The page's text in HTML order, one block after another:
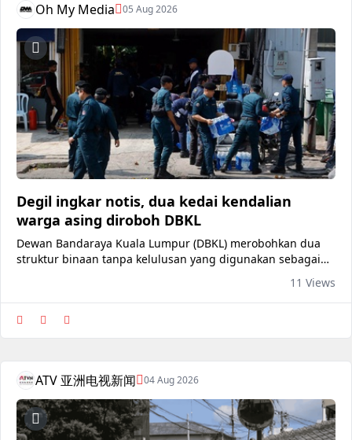
Oh My Media 05 Aug 2026
Degil ingkar notis, dua kedai kendalian
warga asing diroboh DBKL
Dewan Bandaraya Kuala Lumpur (DBKL) merobohkan dua
struktur binaan tanpa kelulusan yang digunakan sebagai
kedai runcit dan kedai gunting rambut di Lorong Segambut
Dalam, Kuala Lumpur pada Isnin lalu. Operasi bersepadu
itu dilaksanakan dengan kerjasama Jabatan Imigresen
Malaysia (JIM), Tenaga Nasional Berhad (TNB), Pengurusan
Air Selangor Sdn.
11 Views
ATV 亚洲电视新闻 04 Aug 2026